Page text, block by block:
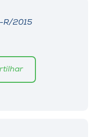
R/2015